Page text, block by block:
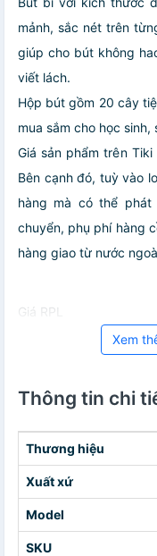
mảnh, sắc nét trên
giúp cho bút không
viết lách.
Hộp bút gồm 20 cây
mua sắm cho học
Giá sản phẩm trên
Bên cạnh đó, tuỳ vào
hàng mà có thể
chuyển, phụ phí hàng
hàng giao từ nước
Giá RPL
Xem
Thông tin chi
Thương hiệu
Xuất xứ
Model
SKU